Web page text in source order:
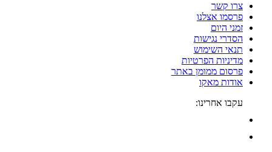
צרו קשר
פרסמו אצלנו
זמני היום
הסדרי נגישות
תנאי השימוש
מדיניות הפרטיות
פרסום ממומן באתר
אודות מאקו
עקבו אחרינו: